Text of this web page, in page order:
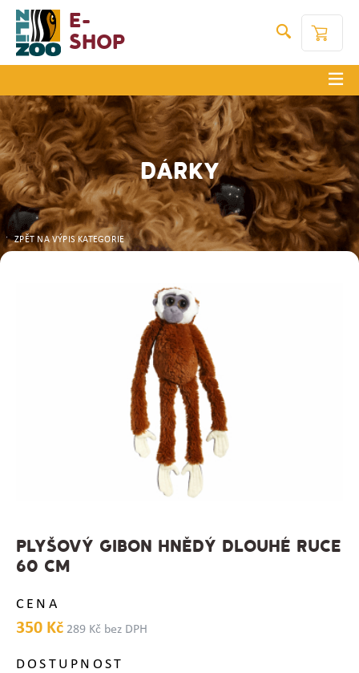
E-
Shop
DÁRKY
ZPĚT NA VÝPIS KATEGORIE
PLYŠOVÝ GIBON HNĚDÝ DLOUHÉ RUCE
60 CM
CENA
350 Kč 289 Kč bez DPH
DOSTUPNOST